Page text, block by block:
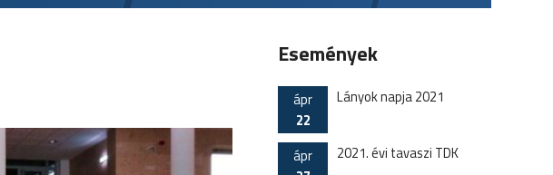
Események
ápr
22
Lányok napja 2021
ápr
2021. évi tavaszi TDK